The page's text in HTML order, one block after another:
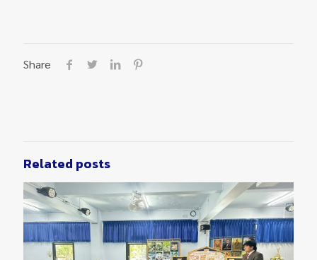
Share
Related posts